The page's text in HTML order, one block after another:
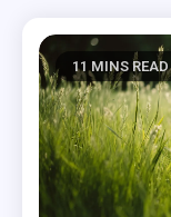
11 MINS READ